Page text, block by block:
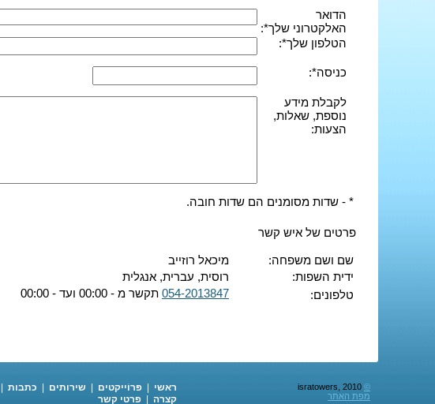
הדואר
האלקטרוני שלך*:
הטלפון שלך*:
כניסה*:
לקבלת מידע
נוספת, שאלות,
הצעות:
* - שדות מסומנים הם שדות חובה.
פרטים של איש קשר
שם ושם משפחה:
מיכאל רוזייב
ידית השפות:
רוסית, עברית, אנגלית
טלפונים:
054-2013847 תקשר מ - 00:00 ועד - 00:00
©
מפת האתר
ראשי פּרוֹייקטים שירותים כתבות
קצרה
פרטי קשר